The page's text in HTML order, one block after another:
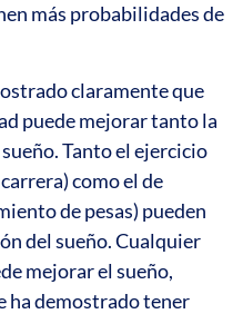
más probabilidades de
claramente que
puede mejorar tanto la
Tanto el ejercicio
como el de
de pesas) pueden
del sueño. Cualquier
mejorar el sueño,
ha demostrado tener